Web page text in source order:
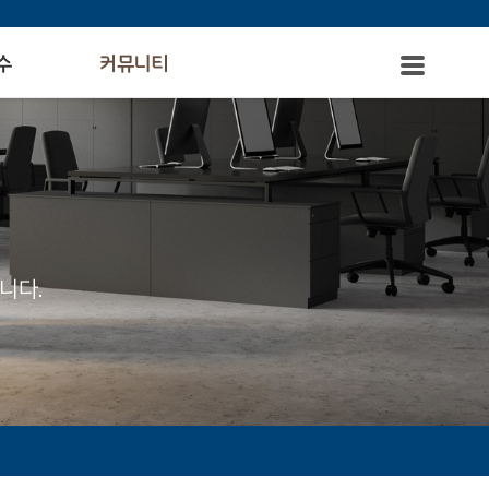
커뮤니티
다.